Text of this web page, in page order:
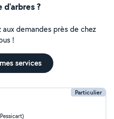
d'arbres ?
demandes près de chez
!
services
Particulier